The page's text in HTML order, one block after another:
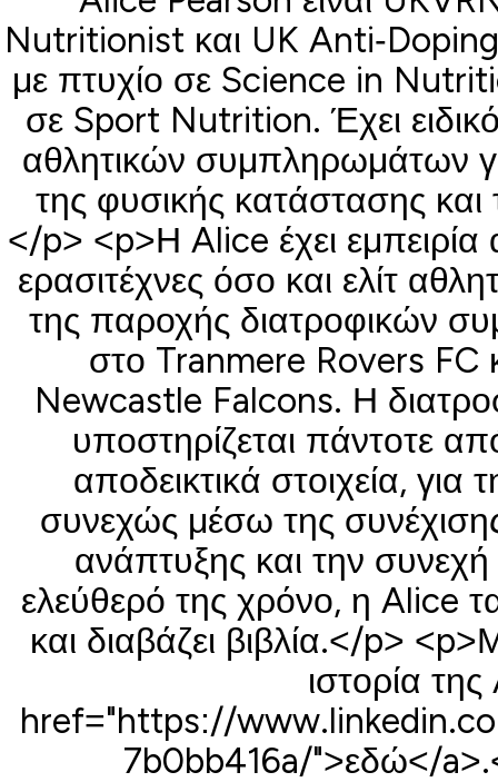
Nutritionist και UK
με πτυχίο σε Science in
σε Sport Nutrition. Έχει
αθλητικών συμπληρωμάτων
της φυσικής κατάστασης
</p> <p>Η Alice έχει εμπειρία
ερασιτέχνες όσο και ελίτ
της παροχής διατροφικών
στο Tranmere Rovers FC
Newcastle Falcons. Η
υποστηρίζεται πάντοτε
αποδεικτικά στοιχεία, για
συνεχώς μέσω της
ανάπτυξης και την
ελεύθερό της χρόνο, η Alice
και διαβάζει βιβλία.</p>
ιστορία
href="https://
7b0bb416a/">εδώ</